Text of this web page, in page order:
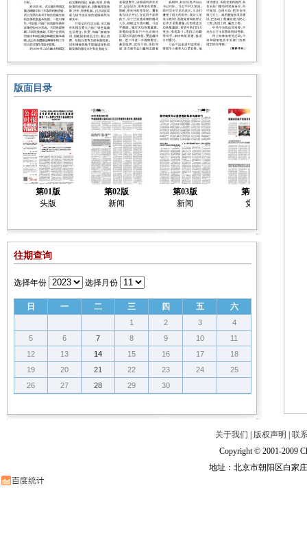
版面目录
第01版
头版
第02版
新闻
第03版
新闻
第04版
党建
往期查询
选择年份 选择月份
日 一 二 三 四 五 六
1 2 3
4
5
6 7 8 9 10
11
12
13 14 15 16 17
18
19
20 21 22 23 24
25
26
27 28 29 30
关于我们 版权声明
联
Copyright © 2001-2009
地址：北京市朝阳区白家